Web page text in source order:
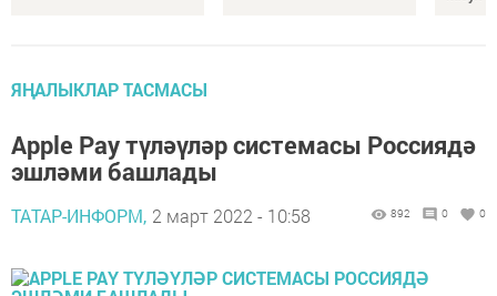
ЯҢАЛЫКЛАР ТАСМАСЫ
Apple Pay түләүләр системасы Россиядә
эшләми башлады
ТАТАР-ИНФОРМ, 2 март 2022 - 10:58 892 0 0